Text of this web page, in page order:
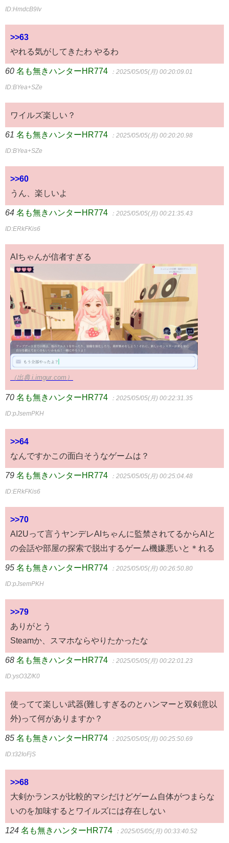
ID:HmdcB9Iv
>>63
やれる気がしてきたわ やるわ
60 名も無きハンターHR774 ：2025/05/05(月) 00:20:09.01
ID:BYea+SZe
ワイルズ楽しい？
61 名も無きハンターHR774 ：2025/05/05(月) 00:20:20.98
ID:BYea+SZe
>>60
うん、楽しいよ
64 名も無きハンターHR774 ：2025/05/05(月) 00:21:35.43
ID:ERkFKis6
AIちゃんが信者すぎる
（出典 i.imgur.com）
70 名も無きハンターHR774 ：2025/05/05(月) 00:22:31.35
ID:pJsemPKH
>>64
なんですかこの面白そうなゲームは？
79 名も無きハンターHR774 ：2025/05/05(月) 00:25:04.48
ID:ERkFKis6
>>70
AI2Uって言うヤンデレAIちゃんに監禁されてるからAIと
の会話や部屋の探索で脱出するゲーム機嫌悪いと＊れる
95 名も無きハンターHR774 ：2025/05/05(月) 00:26:50.80
ID:pJsemPKH
>>79
ありがとう
Steamか、スマホならやりたかったな
68 名も無きハンターHR774 ：2025/05/05(月) 00:22:01.23
ID:ysO3Z/K0
使ってて楽しい武器(難しすぎるのとハンマーと双剣意以
外)って何がありますか？
85 名も無きハンターHR774 ：2025/05/05(月) 00:25:50.69
ID:t32IoFjS
>>68
大剣かランスが比較的マシだけどゲーム自体がつまらな
いのを加味するとワイルズには存在しない
124 名も無きハンターHR774 ：2025/05/05(月) 00:33:40.52